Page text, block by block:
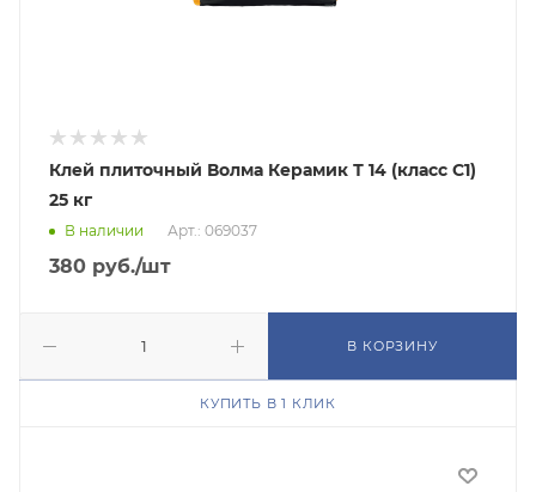
Клей плиточный Волма Керамик Т 14 (класс C1)
25 кг
В наличии Арт.: 069037
380 руб./шт
В КОРЗИНУ
КУПИТЬ В 1 КЛИК